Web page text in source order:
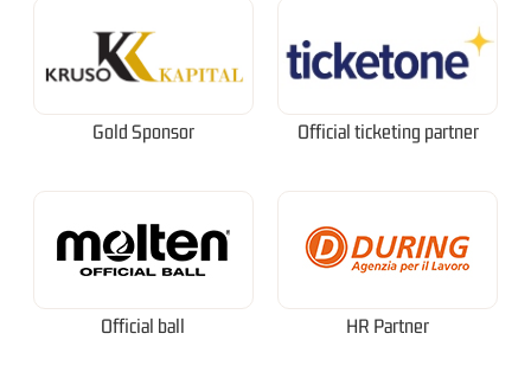
Gold Sponsor Official ticketing partner
Official ball HR Partner